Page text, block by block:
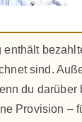
enthält
sind.
du darüber
Provision –